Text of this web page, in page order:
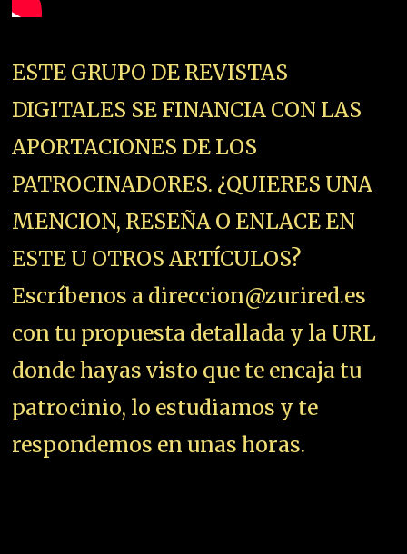
ESTE GRUPO DE REVISTAS
DIGITALES SE FINANCIA CON LAS
APORTACIONES DE LOS
PATROCINADORES. ¿QUIERES UNA
MENCION, RESEÑA O ENLACE EN
ESTE U OTROS ARTÍCULOS?
Escríbenos a direccion@zurired.es
con tu propuesta detallada y la URL
donde hayas visto que te encaja tu
patrocinio, lo estudiamos y te
respondemos en unas horas.